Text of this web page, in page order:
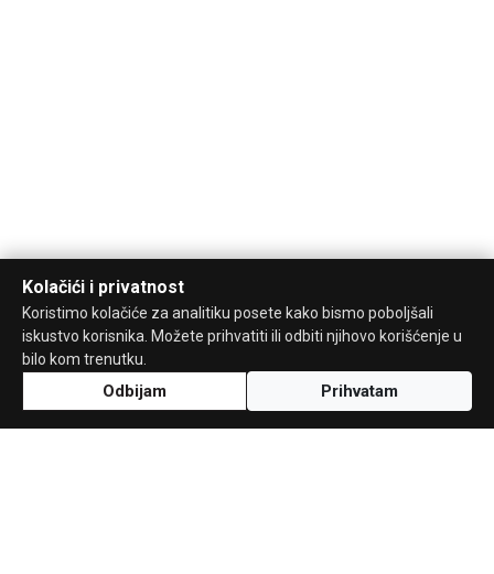
Kolačići i privatnost
Koristimo kolačiće za analitiku posete kako bismo poboljšali
iskustvo korisnika. Možete prihvatiti ili odbiti njihovo korišćenje u
bilo kom trenutku.
Odbijam Prihvatam